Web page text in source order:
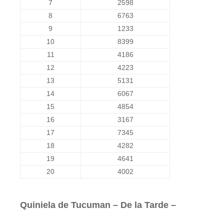
7
2598
8
6763
9
1233
10
8399
11
4186
12
4223
13
5131
14
6067
15
4854
16
3167
17
7345
18
4282
19
4641
20
4002
Quiniela de Tucuman – De la Tarde –